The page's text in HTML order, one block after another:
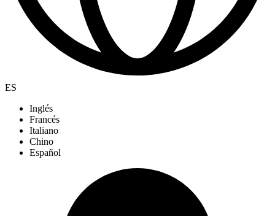
ES
Inglés
Francés
Italiano
Chino
Español